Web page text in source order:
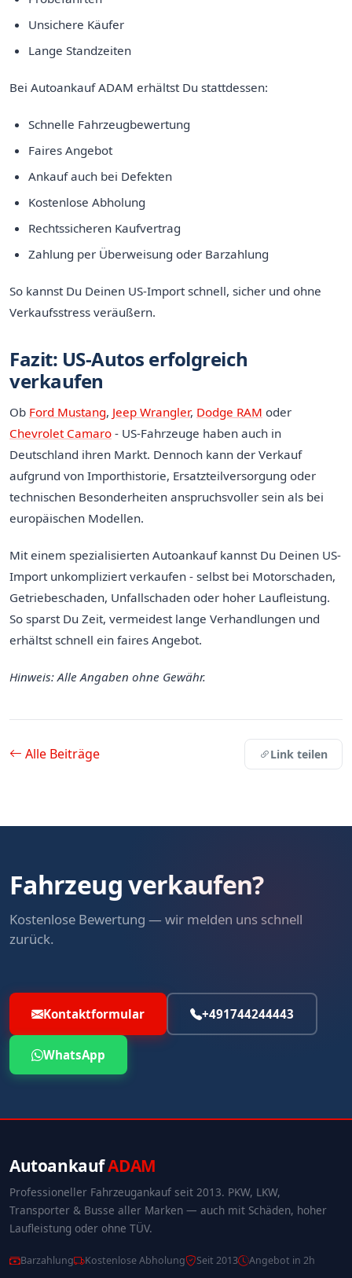
Unsichere Käufer
Lange Standzeiten
Bei Autoankauf ADAM erhältst Du stattdessen:
Schnelle Fahrzeugbewertung
Faires Angebot
Ankauf auch bei Defekten
Kostenlose Abholung
Rechtssicheren Kaufvertrag
Zahlung per Überweisung oder Barzahlung
So kannst Du Deinen US-Import schnell, sicher und ohne
Verkaufsstress veräußern.
Fazit: US-Autos erfolgreich
verkaufen
Ob Ford Mustang, Jeep Wrangler, Dodge RAM oder
Chevrolet Camaro - US-Fahrzeuge haben auch in
Deutschland ihren Markt. Dennoch kann der Verkauf
aufgrund von Importhistorie, Ersatzteilversorgung oder
technischen Besonderheiten anspruchsvoller sein als bei
europäischen Modellen.
Mit einem spezialisierten Autoankauf kannst Du Deinen US-
Import unkompliziert verkaufen - selbst bei Motorschaden,
Getriebeschaden, Unfallschaden oder hoher Laufleistung.
So sparst Du Zeit, vermeidest lange Verhandlungen und
erhältst schnell ein faires Angebot.
Hinweis: Alle Angaben ohne Gewähr.
Alle Beiträge Link teilen
Fahrzeug verkaufen?
Kostenlose Bewertung — wir melden uns schnell
zurück.
Kontaktformular +491744244443
WhatsApp
AutoankaufADAM
Professioneller Fahrzeugankauf seit 2013. PKW, LKW,
Transporter & Busse aller Marken — auch mit Schäden, hoher
Laufleistung oder ohne TÜV.
Barzahlung Kostenlose Abholung Seit 2013 Angebot in 2h